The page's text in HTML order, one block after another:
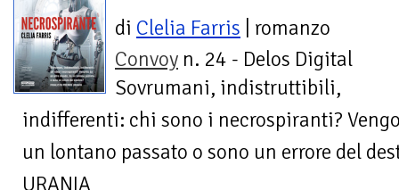
di Clelia Farris | romanzo
Convoy n. 24 - Delos Digital
Sovrumani, indistruttibili,
indifferenti: chi sono i necrospiranti?
un lontano passato o sono un errore del
URANIA